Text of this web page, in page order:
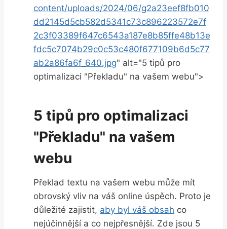
content/uploads/2024/06/g2a23eef8fb010
dd2145d5cb582d5341c73c896223572e7f
2c3f03389f647c6543a187e8b85ffe48b13e
fdc5c7074b29c0c53c480f677109b6d5c77
ab2a86fa6f_640.jpg" alt="5 ⁣tipů ​pro
optimalizaci "Překladu" na ​vašem webu">
5 tipů pro optimalizaci
"Překladu" na ‌vašem
webu
Překlad textu na vašem webu​ může mít⁤
obrovský vliv na váš online úspěch. ‍Proto je
důležité zajistit, aby byl váš obsah co
⁢nejúčinnější a co ​nejpřesnější. Zde jsou ‍5